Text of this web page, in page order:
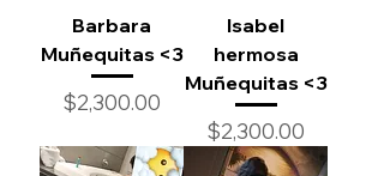
Barbara
Muñequitas <3
Precio
$2,300.00
Isabel
hermosa
Muñequitas <3
Precio
$2,300.00